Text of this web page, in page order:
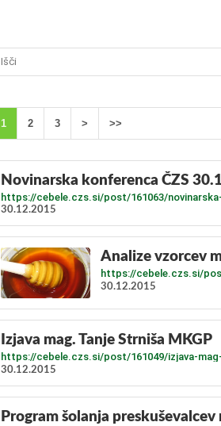
1 2 3 > >>
Novinarska konferenca ČZS
https://cebele.czs.si/post/161063/
30.12.2015
Analize vzorcev
https://cebele.czs.si/
30.12.2015
Izjava mag. Tanje Strniša MKGP
https://cebele.czs.si/post/161049/izjava-
30.12.2015
Program šolanja